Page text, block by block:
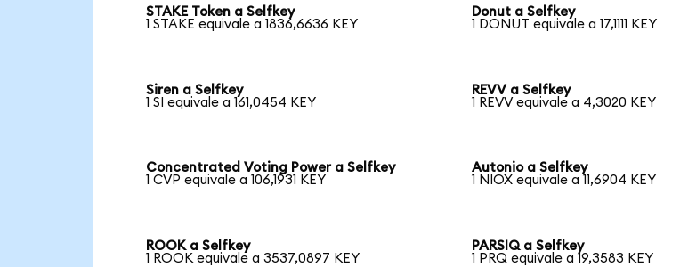
STAKE Token a Selfkey
1 STAKE equivale a 1836,6636 KEY
Donut a Selfkey
1 DONUT equivale a 17,1111 KEY
Siren a Selfkey
1 SI equivale a 161,0454 KEY
REVV a Selfkey
1 REVV equivale a 4,3020 KEY
Concentrated Voting Power a Selfkey
1 CVP equivale a 106,1931 KEY
Autonio a Selfkey
1 NIOX equivale a 11,6904 KEY
ROOK a Selfkey
1 ROOK equivale a 3537,0897 KEY
PARSIQ a Selfkey
1 PRQ equivale a 19,3583 KEY